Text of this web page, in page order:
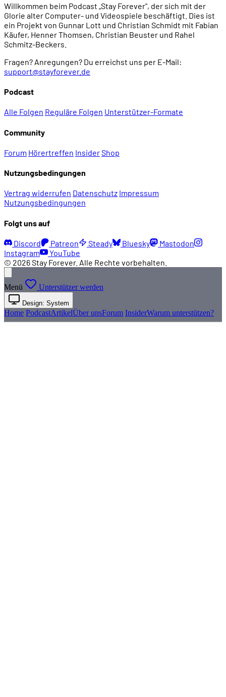
Willkommen beim Podcast „Stay Forever", der sich mit der
Glorie alter Computer- und Videospiele beschäftigt. Dies ist
ein Projekt von Gunnar Lott und Christian Schmidt mit Fabian
Käufer, Henner Thomsen, Christian Beuster und Rahel
Schmitz-Beckers.
Fragen? Anregungen? Du erreichst uns per E-Mail:
support@stayforever.de
Podcast
Alle Folgen Reguläre Folgen Unterstützer-Formate
Community
Forum Hörertreffen InsiderShop
Nutzungsbedingungen
Vertrag widerrufen Datenschutz Impressum
Nutzungsbedingungen
Folgt uns auf
Discord Patreon Steady Bluesky
Mastodon
Instagram
YouTube
© 2026 Stay Forever. Alle Rechte vorbehalten.
Menü Unterstützer werden
Design: System
Home PodcastArtikelÜber unsForum InsiderWarum unterstützen?